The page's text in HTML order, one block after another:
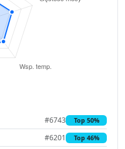
#6743 Top 50%
#6201 Top 46%